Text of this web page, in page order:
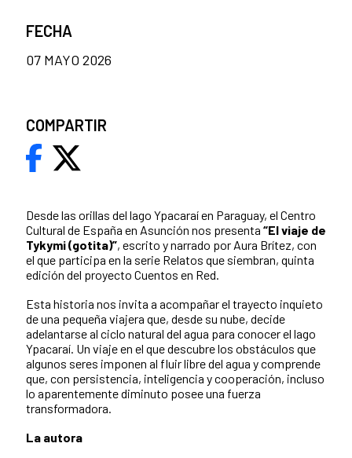
Desde las orillas del lago Ypacaraí en Paraguay, el Centro
Cultural de España en Asunción nos presenta “El viaje de
Tykymi (gotita)”, escrito y narrado por Aura Brítez, con
el que participa en la serie Relatos que siembran, quinta
edición del proyecto Cuentos en Red.
Esta historia nos invita a acompañar el trayecto inquieto
de una pequeña viajera que, desde su nube, decide
adelantarse al ciclo natural del agua para conocer el lago
Ypacaraí. Un viaje en el que descubre los obstáculos que
algunos seres imponen al fluir libre del agua y comprende
que, con persistencia, inteligencia y cooperación, incluso
lo aparentemente diminuto posee una fuerza
transformadora.
La autora
FECHA
07 MAYO 2026
COMPARTIR